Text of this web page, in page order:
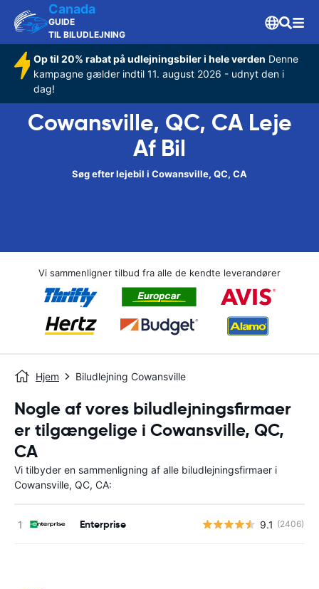
Canada
GUIDE
TIL BILUDLEJNING
Op til 20% rabat på udlejningsbiler i hele verden Denne
kampagne gælder indtil 11. august 2026 - udnyt den i
dag!
Cowansville, QC, CA Leje
Af Bil
Søg efter lejebil i Cowansville, QC, CA
Vi sammenligner tilbud fra alle de kendte leverandører
Hjem Biludlejning Cowansville
Nogle af vores biludlejningsfirmaer
er tilgængelige i Cowansville, QC,
CA
Vi tilbyder en sammenligning af alle biludlejningsfirmaer i
Cowansville, QC, CA:
Enterprise 9.1 (2406)